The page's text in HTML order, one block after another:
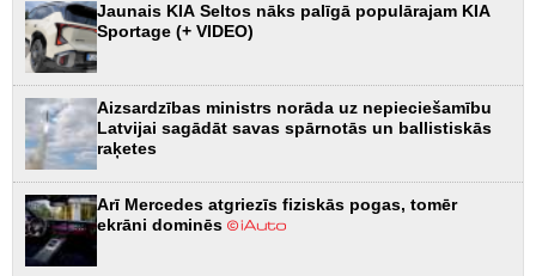
Jaunais KIA Seltos nāks palīgā populārajam KIA
Sportage (+ VIDEO)
Aizsardzības ministrs norāda uz nepieciešamību
Latvijai sagādāt savas spārnotās un ballistiskās
raķetes
Arī Mercedes atgriezīs fiziskās pogas, tomēr
ekrāni dominēs